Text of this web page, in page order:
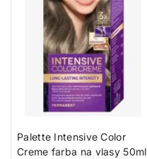
Palette Intensive Color
Creme farba na vlasy 50ml